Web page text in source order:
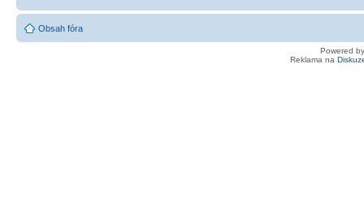
Obsah fóra
Powered
Reklama na